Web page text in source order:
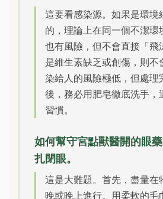
這要看感染源。如果是環境
的，理論上在同一個不潔環
也有風險，但不會直接「飛
是維生素缺乏或創傷，則不
染給人的風險極低，但處理
後，務必用肥皂徹底洗手，
習慣。
如何幫守宮點獸醫開的眼
扎閉眼。
這是大難題。首先，盡量在
晚或晚上進行。用柔軟的毛